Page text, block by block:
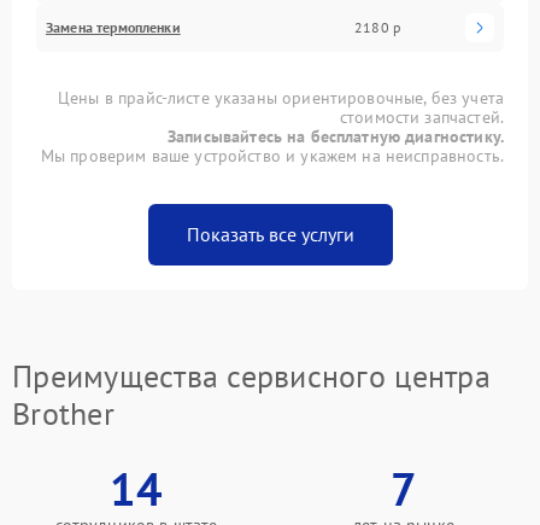
Замена термопленки 2180 р
Цены в прайс-листе указаны ориентировочные, без учета
стоимости запчастей.
Записывайтесь на бесплатную диагностику.
Мы проверим ваше устройство и укажем на неисправность.
Показать все услуги
Преимущества сервисного центра
Brother
14 7